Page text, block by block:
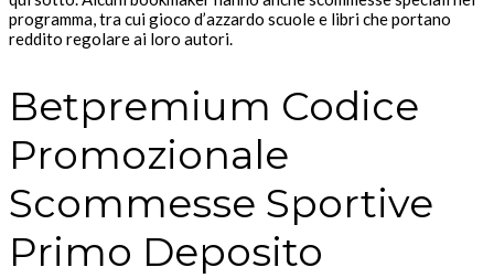
programma, tra cui gioco d’azzardo scuole e libri che portano
reddito regolare ai loro autori.
Betpremium Codice
Promozionale
Scommesse Sportive
Primo Deposito